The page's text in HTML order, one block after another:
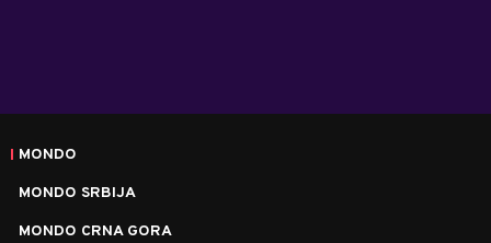
MONDO
MONDO SRBIJA
MONDO CRNA GORA